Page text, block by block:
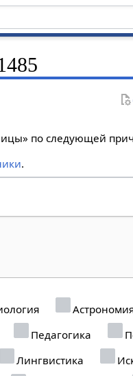
по следующей
.
Педагогика
Лингвистика